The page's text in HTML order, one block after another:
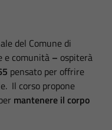
del Comune di
e comunità – ospiterà
pensato per offrire
Il corso propone
mantenere il corpo